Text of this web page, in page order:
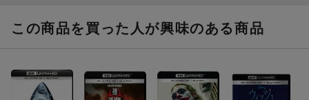
この商品を買った人が興味のある商品